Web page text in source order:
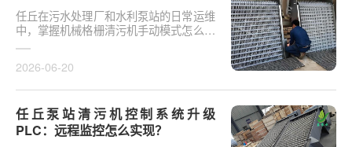
任丘在污水处理厂和水利泵站的日常运维
中，掌握机械格栅清污机手动模式怎么操
作是保障设备稳定运行的基础环节。以某
2026-06-20
任丘泵站清污机控制系统升级
PLC：远程监控怎么实现？